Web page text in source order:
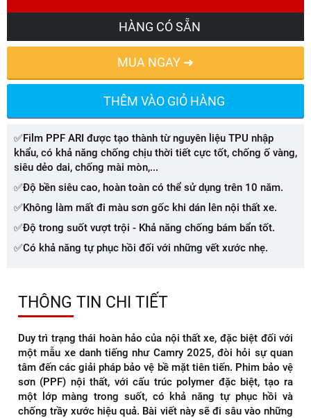
HÀNG CÓ SẴN
MUA NGAY ➜
THÊM VÀO GIỎ HÀNG
✅Film PPF ARI được tạo thành từ nguyên liệu TPU nhập
khẩu, có khả năng chống chịu thời tiết cực tốt, chống ố vàng,
siêu dẻo dai, chống mài mòn,...
✅Độ bền siêu cao, hoàn toàn có thể sử dụng trên 10 năm.
✅Không làm mất đi màu sơn gốc khi dán lên nội thất xe.
✅Độ trong suốt vượt trội - Khả năng chống bám bẩn tốt.
✅Có khả năng tự phục hồi đối với những vết xước nhẹ.
THÔNG TIN CHI TIẾT
Duy trì trạng thái hoàn hảo của nội thất xe, đặc biệt đối với
một mẫu xe danh tiếng như Camry 2025, đòi hỏi sự quan
tâm đến các giải pháp bảo vệ bề mặt tiên tiến. Phim bảo vệ
sơn (PPF) nội thất, với cấu trúc polymer đặc biệt, tạo ra
một lớp màng trong suốt, có khả năng tự phục hồi và
chống trầy xước hiệu quả. Bài viết này sẽ đi sâu vào những